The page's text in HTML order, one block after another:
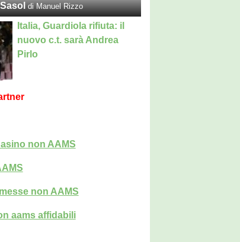
di Manuel Rizzo
Italia, Guardiola rifiuta: il
nuovo c.t. sarà Andrea
Pirlo
non AAMS
non AAMS
aams affidabili